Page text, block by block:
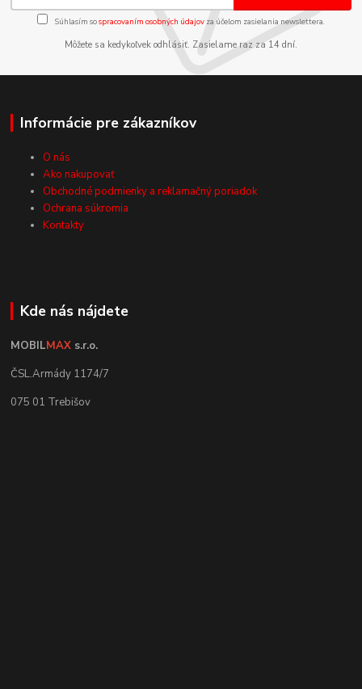
Súhlasím sospracovaním osobných údajov za účelom zasielania newslettera.
Môžete sa kedykoľvek odhlásiť. Zasielame raz za 14 dní.
Informácie pre zákazníkov
O nás
Ako nakupovať
Obchodné podmienky a reklamačný poriadok
Ochrana súkromia
Kontakty
Kde nás nájdete
MOBILMAX s.r.o.
ČSL.Armády 1174/7
075 01 Trebišov